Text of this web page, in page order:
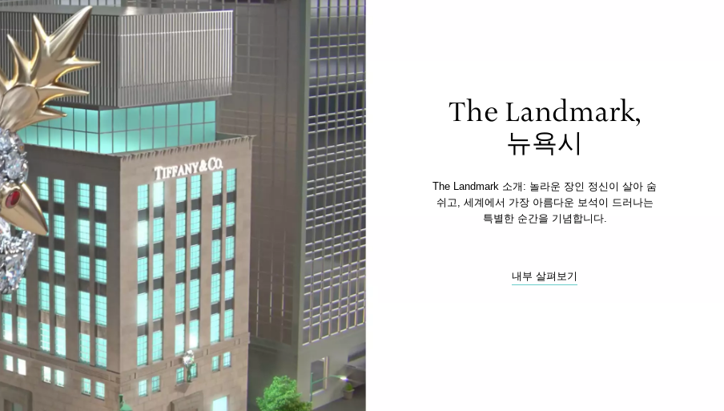
The Landmark,
뉴욕시
The Landmark 소개: 놀라운 장인 정신이 살아 숨
쉬고, 세계에서 가장 아름다운 보석이 드러나는
특별한 순간을 기념합니다.
내부 살펴보기